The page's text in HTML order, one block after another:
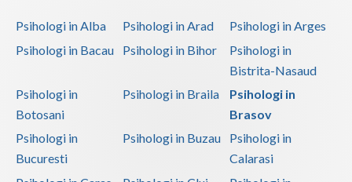
Psihologi in Alba Psihologi in Arad
Psihologi in Arges
Psihologi in Bacau
Psihologi in Bihor
Psihologi in
Bistrita-Nasaud
Psihologi in
Botosani
Psihologi in Braila
Psihologi in
Brasov
Psihologi in
Bucuresti
Psihologi in Buzau
Psihologi in
Calarasi